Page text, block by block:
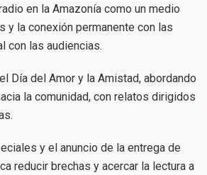
en la Amazonía como un medio
y la conexión permanente con las
con las audiencias.
Día del Amor y la Amistad, abordando
la comunidad, con relatos dirigidos
y el anuncio de la entrega de
reducir brechas y acercar la lectura a